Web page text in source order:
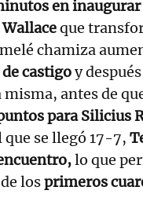
en
que
chamiza
castigoy
antes de
para Silicius
que se llegó 17-7,
lo que
losprimeros